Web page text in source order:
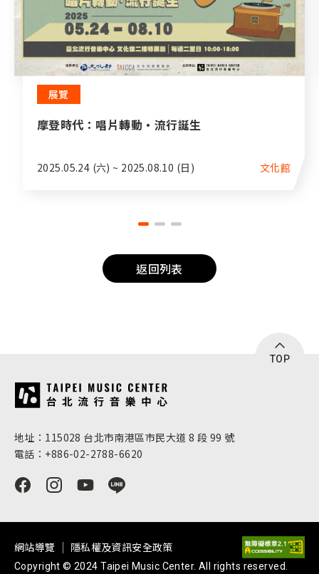
展覽
摩登時代：唱片轉動‧流行誕生
2025.05.24 (六) ~ 2025.08.10 (日) 文化館
返回列表
TOP
:::
地址：115028 台北市南港區市民大道 8 段 99 號
電話：+886-02-2788-6620
Copyright © 2024 Taipei Music Center. All rights reserved.
網站導覽 隱私權及資訊安全政策